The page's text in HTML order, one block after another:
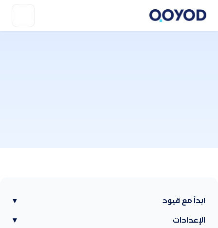
ابدأ مع قيود ▾
الإعدادات ▾